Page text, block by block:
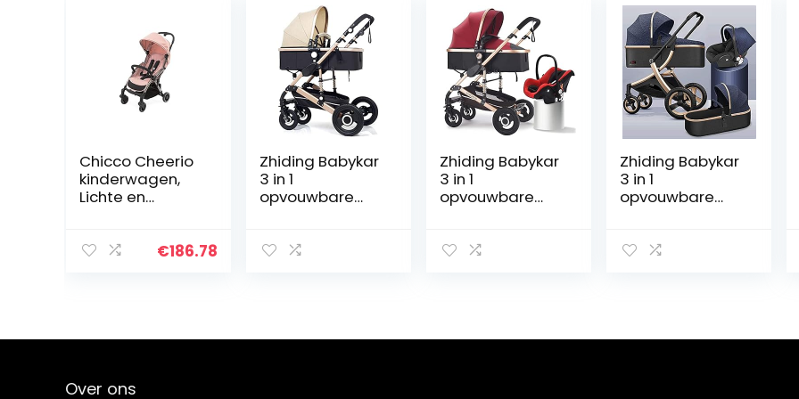
Chicco Cheerio
kinderwagen,
Lichte en
maanden – 15
€186.78
Zhiding Babykar
3 in 1
opvouwbare
kinderwagen
fietswalking,
Zhiding Babykar
3 in 1
opvouwbare
kinderwagen
fietswalking,
Zhiding Babykar
3 in 1
opvouwbare
kinderwagen
fietsen, lange
Over ons